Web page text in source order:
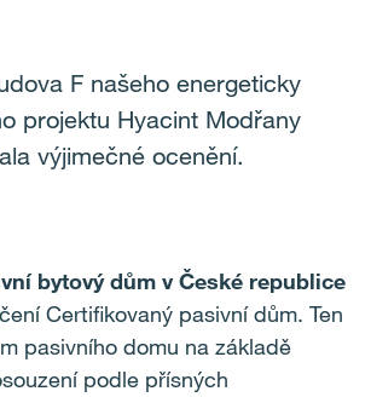
F našeho energeticky
projektu Hyacint Modřany
výjimečné ocenění.
bytový dům v České republice
Certifikovaný pasivní dům. Ten
pasivního domu na základě
podle přísných